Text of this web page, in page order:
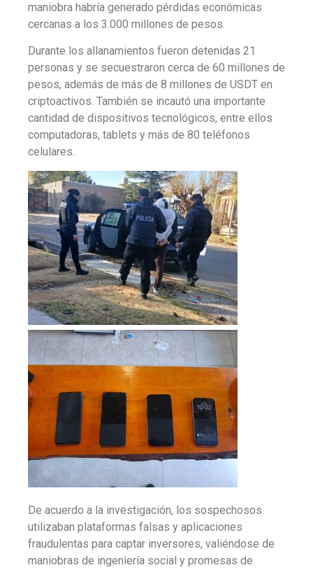
maniobra habría generado pérdidas económicas
cercanas a los 3.000 millones de pesos.
Durante los allanamientos fueron detenidas 21
personas y se secuestraron cerca de 60 millones de
pesos, además de más de 8 millones de USDT en
criptoactivos. También se incautó una importante
cantidad de dispositivos tecnológicos, entre ellos
computadoras, tablets y más de 80 teléfonos
celulares.
De acuerdo a la investigación, los sospechosos
utilizaban plataformas falsas y aplicaciones
fraudulentas para captar inversores, valiéndose de
maniobras de ingeniería social y promesas de